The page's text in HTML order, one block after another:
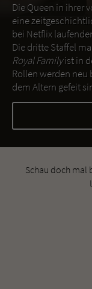
Die Queen in ihrer
eine
bei Netflix
Die dritte Staffel
Royal Familyist in
Rollen werden
dem Altern gefeit
Schau doch